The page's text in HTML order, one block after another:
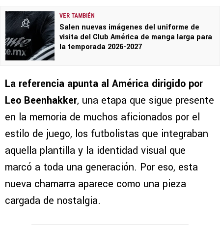
VER TAMBIÉN
Salen nuevas imágenes del uniforme de
visita del Club América de manga larga para
la temporada 2026-2027
La referencia apunta al América dirigido por
Leo Beenhakker, una etapa que sigue presente
en la memoria de muchos aficionados por el
estilo de juego, los futbolistas que integraban
aquella plantilla y la identidad visual que
marcó a toda una generación. Por eso, esta
nueva chamarra aparece como una pieza
cargada de nostalgia.